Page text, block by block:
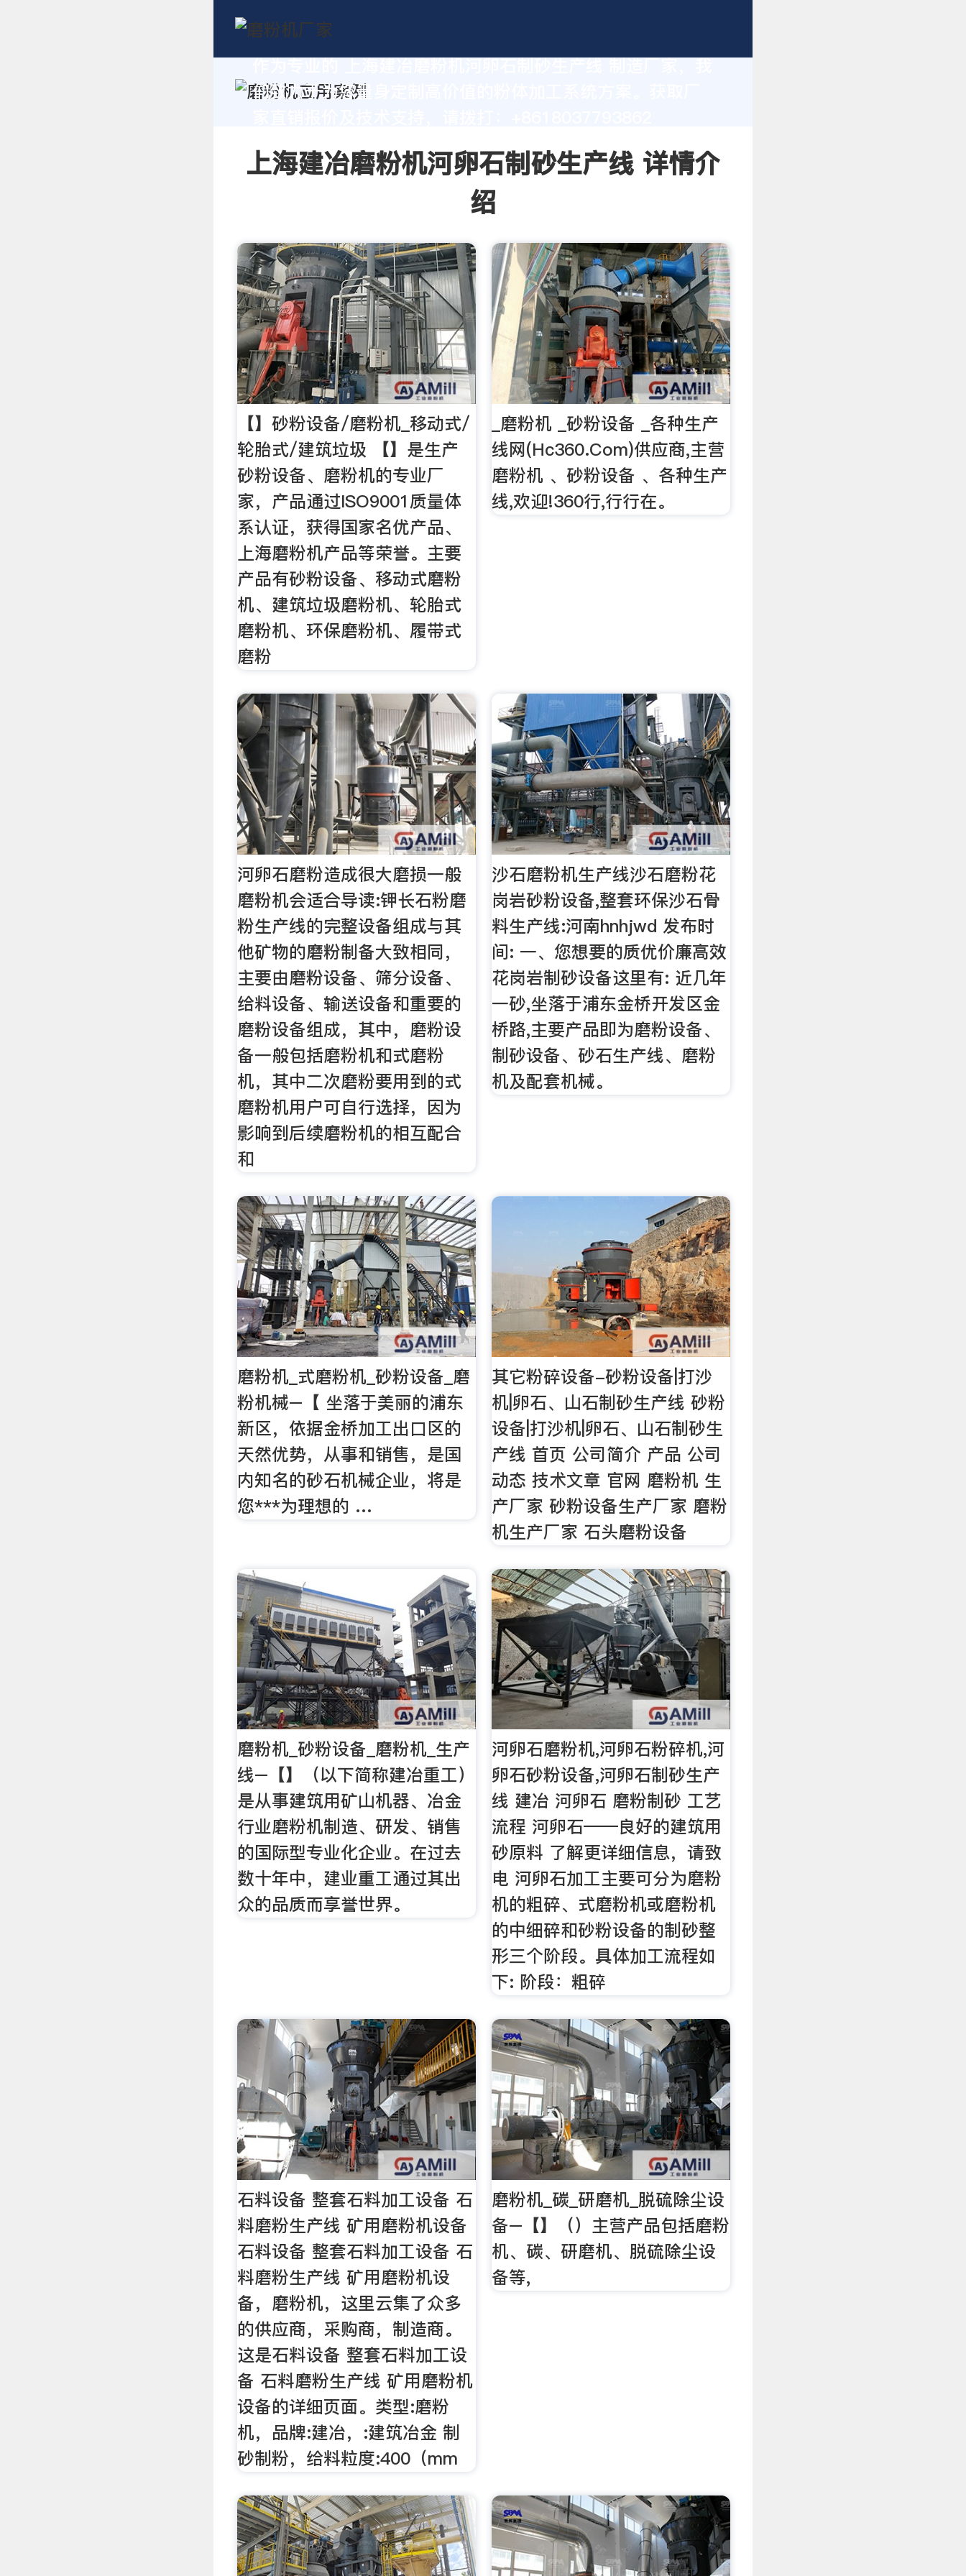
们致力于为您量身定制高价值的粉体加工系统方案。获取厂
上海建冶磨粉机河卵石制砂生产线 详情介
绍
【】砂粉设备/磨粉机_移动式/
轮胎式/建筑垃圾 【】是生产
砂粉设备、磨粉机的专业厂
家，产品通过ISO9001质量体
系认证，获得国家名优产品、
上海磨粉机产品等荣誉。主要
产品有砂粉设备、移动式磨粉
机、建筑垃圾磨粉机、轮胎式
磨粉机、环保磨粉机、履带式
磨粉
_磨粉机 _砂粉设备 _各种生产
线网(Hc360.Com)供应商,主营
磨粉机 、砂粉设备 、各种生产
线,欢迎!360行,行行在。
河卵石磨粉造成很大磨损一般
磨粉机会适合导读:钾长石粉磨
粉生产线的完整设备组成与其
他矿物的磨粉制备大致相同，
主要由磨粉设备、筛分设备、
给料设备、输送设备和重要的
磨粉设备组成，其中，磨粉设
备一般包括磨粉机和式磨粉
机，其中二次磨粉要用到的式
磨粉机用户可自行选择，因为
影响到后续磨粉机的相互配合
和
沙石磨粉机生产线沙石磨粉花
岗岩砂粉设备,整套环保沙石骨
料生产线:河南hnhjwd 发布时
间: 一、您想要的质优价廉高效
花岗岩制砂设备这里有: 近几年
一砂,坐落于浦东金桥开发区金
桥路,主要产品即为磨粉设备、
制砂设备、砂石生产线、磨粉
机及配套机械。
磨粉机_式磨粉机_砂粉设备_磨
粉机械–【 坐落于美丽的浦东
新区，依据金桥加工出口区的
天然优势，从事和销售，是国
内知名的砂石机械企业，将是
您***为理想的 …
其它粉碎设备-砂粉设备|打沙
机|卵石、山石制砂生产线 砂粉
设备|打沙机|卵石、山石制砂生
产线 首页 公司简介 产品 公司
动态 技术文章 官网 磨粉机 生
产厂家 砂粉设备生产厂家 磨粉
机生产厂家 石头磨粉设备
磨粉机_砂粉设备_磨粉机_生产
线–【】（以下简称建冶重工）
是从事建筑用矿山机器、冶金
行业磨粉机制造、研发、销售
的国际型专业化企业。在过去
数十年中，建业重工通过其出
众的品质而享誉世界。
河卵石磨粉机,河卵石粉碎机,河
卵石砂粉设备,河卵石制砂生产
线 建冶 河卵石 磨粉制砂 工艺
流程 河卵石——良好的建筑用
砂原料 了解更详细信息，请致
电 河卵石加工主要可分为磨粉
机的粗碎、式磨粉机或磨粉机
的中细碎和砂粉设备的制砂整
形三个阶段。具体加工流程如
下: 阶段：粗碎
石料设备 整套石料加工设备 石
料磨粉生产线 矿用磨粉机设备
石料设备 整套石料加工设备 石
料磨粉生产线 矿用磨粉机设
备，磨粉机，这里云集了众多
的供应商，采购商，制造商。
这是石料设备 整套石料加工设
备 石料磨粉生产线 矿用磨粉机
设备的详细页面。类型:磨粉
机，品牌:建冶，:建筑冶金 制
砂制粉，给料粒度:400（mm
磨粉机_碳_研磨机_脱硫除尘设
备–【】（）主营产品包括磨粉
机、碳、研磨机、脱硫除尘设
备等,